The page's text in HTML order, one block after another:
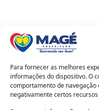
Para fornecer as melhores
informações do dispositivo. O
comportamento de
negativamente certos